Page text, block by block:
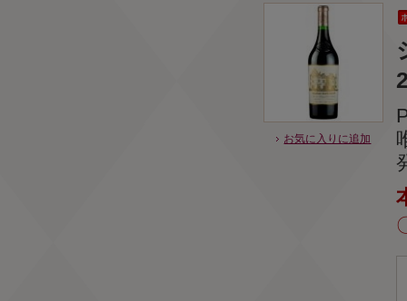
お気に入りに追加